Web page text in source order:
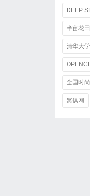
DEEP
半亩花田
清华大学
全国时
窝俱网